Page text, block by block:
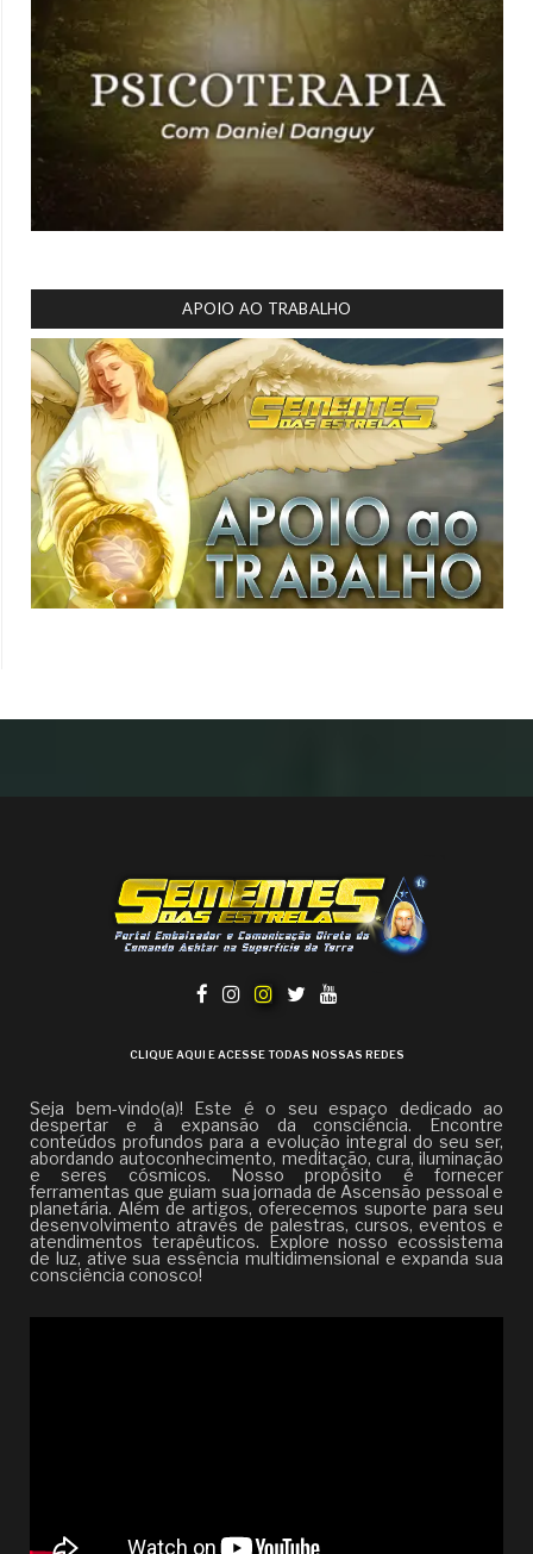
APOIO AO TRABALHO
CLIQUE AQUI E ACESSE TODAS NOSSAS REDES
Seja bem-vindo(a)! Este é o seu espaço dedicado ao
despertar e à expansão da consciência. Encontre
conteúdos profundos para a evolução integral do seu ser,
abordando autoconhecimento, meditação, cura, iluminação
e seres cósmicos. Nosso propósito é fornecer
ferramentas que guiam sua jornada de Ascensão pessoal e
planetária. Além de artigos, oferecemos suporte para seu
desenvolvimento através de palestras, cursos, eventos e
atendimentos terapêuticos. Explore nosso ecossistema
de luz, ative sua essência multidimensional e expanda sua
consciência conosco!